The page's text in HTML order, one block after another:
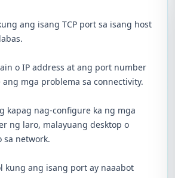
ang isang TCP port sa isang host
o IP address at ang port number
mga problema sa connectivity.
kapag nag-configure ka ng mga
ng laro, malayuang desktop o
sa network.
kung ang isang port ay naaabot